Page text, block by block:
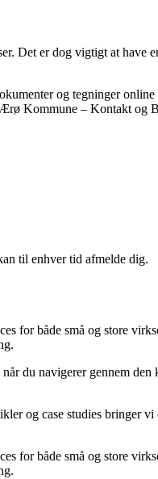
Det er dog vigtigt at have
og tegninger online
Ærø Kommune – Kontakt og
til enhver tid afmelde dig.
for både små og store
du navigerer gennem
og case studies bringer vi
for både små og store